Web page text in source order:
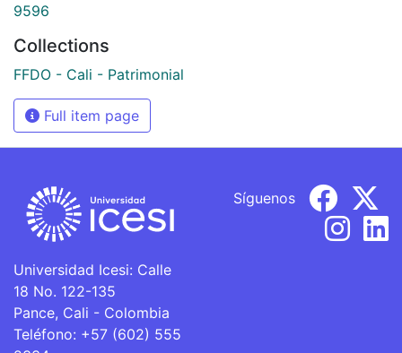
9596
Collections
FFDO - Cali - Patrimonial
Full item page
Universidad Icesi: Calle
18 No. 122-135
Pance, Cali - Colombia
Teléfono: +57 (602) 555
Síguenos